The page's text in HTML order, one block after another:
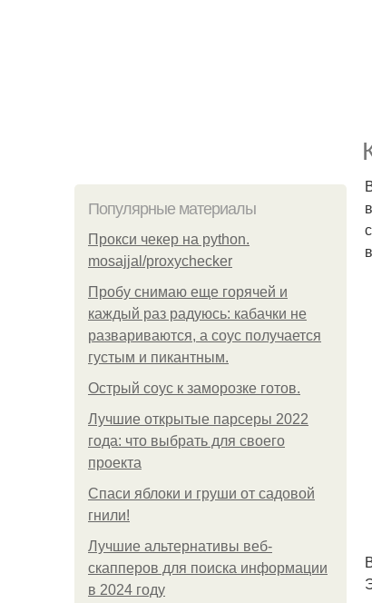
Популярные материалы
Прокси чекер на python.
mosajjal/proxychecker
Пробу снимаю еще горячей и
каждый раз радуюсь: кабачки не
развариваются, а соус получается
густым и пикантным.
Острый соус к заморозке готов.
Лучшие открытые парсеры 2022
года: что выбрать для своего
проекта
Спаси яблоки и груши от садовой
гнили!
Лучшие альтернативы веб-
скапперов для поиска информации
в 2024 году